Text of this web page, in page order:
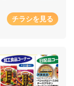
チラシを見る